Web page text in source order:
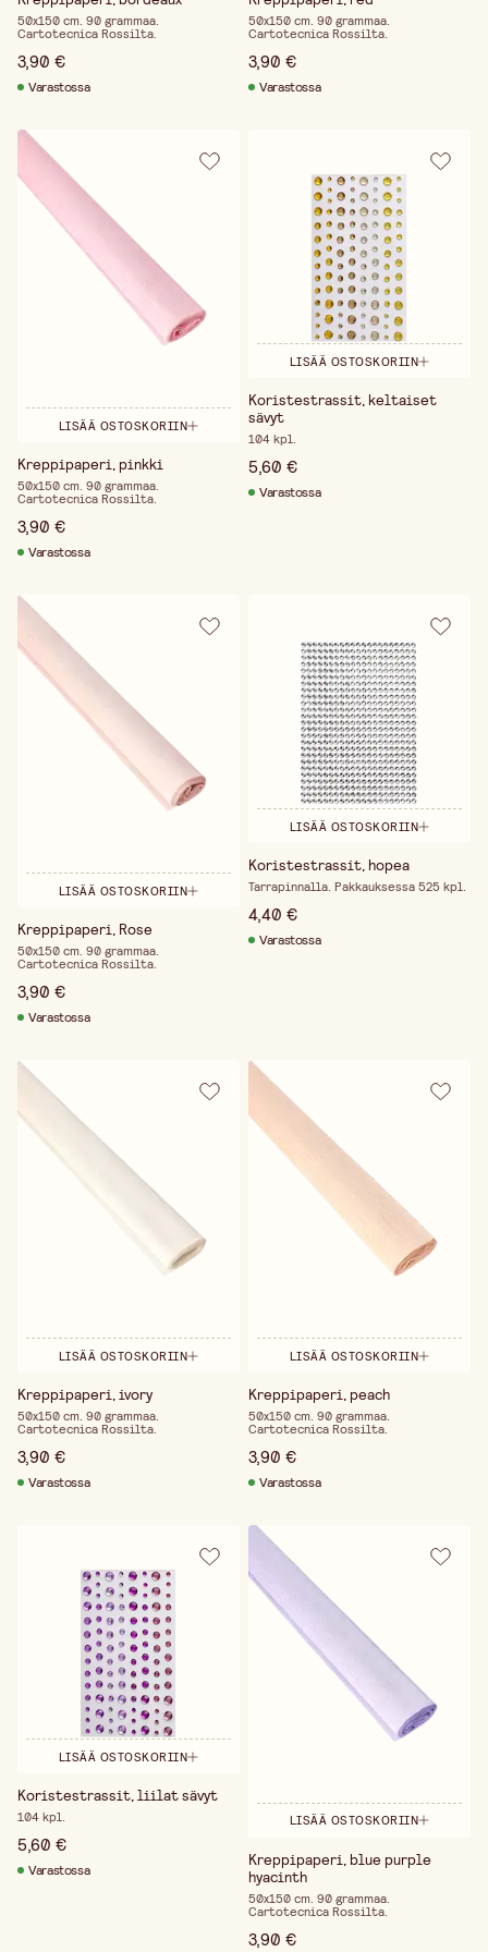
50x150 cm. 90 grammaa.
Cartotecnica Rossilta.
3,90 €
Varastossa
50x150 cm. 90 grammaa.
Cartotecnica Rossilta.
3,90 €
Varastossa
LISÄÄ OSTOSKORIIN
Kreppipaperi, pinkki
50x150 cm. 90 grammaa.
Cartotecnica Rossilta.
3,90 €
Varastossa
LISÄÄ OSTOSKORIIN
Koristestrassit, keltaiset
sävyt
104 kpl.
5,60 €
Varastossa
LISÄÄ OSTOSKORIIN
Kreppipaperi, Rose
50x150 cm. 90 grammaa.
Cartotecnica Rossilta.
3,90 €
Varastossa
LISÄÄ OSTOSKORIIN
Koristestrassit, hopea
Tarrapinnalla. Pakkauksessa 525 kpl.
4,40 €
Varastossa
LISÄÄ OSTOSKORIIN
Kreppipaperi, ivory
50x150 cm. 90 grammaa.
Cartotecnica Rossilta.
3,90 €
Varastossa
LISÄÄ OSTOSKORIIN
Kreppipaperi, peach
50x150 cm. 90 grammaa.
Cartotecnica Rossilta.
3,90 €
Varastossa
LISÄÄ OSTOSKORIIN
Koristestrassit, liilat sävyt
104 kpl.
5,60 €
Varastossa
LISÄÄ OSTOSKORIIN
Kreppipaperi, blue purple
hyacinth
50x150 cm. 90 grammaa.
Cartotecnica Rossilta.
3,90 €